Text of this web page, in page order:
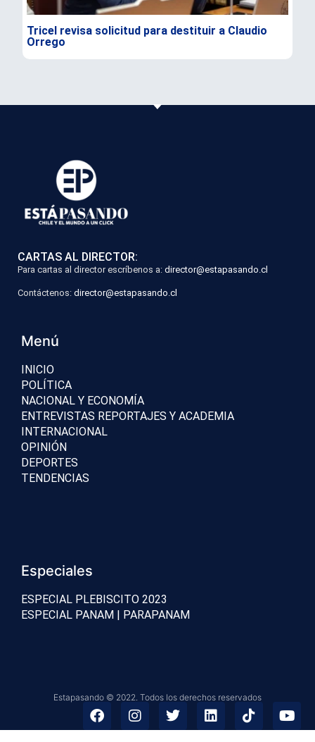
Tricel revisa solicitud para destituir a Claudio
Orrego
CARTAS AL DIRECTOR:
Para cartas al director escríbenos a: director@estapasando.cl
Contáctenos: director@estapasando.cl
Menú
INICIO
POLÍTICA
NACIONAL Y ECONOMÍA
ENTREVISTAS REPORTAJES Y ACADEMIA
INTERNACIONAL
OPINIÓN
DEPORTES
TENDENCIAS
Especiales
ESPECIAL PLEBISCITO 2023
ESPECIAL PANAM | PARAPANAM
Estapasando © 2022. Todos los derechos reservados